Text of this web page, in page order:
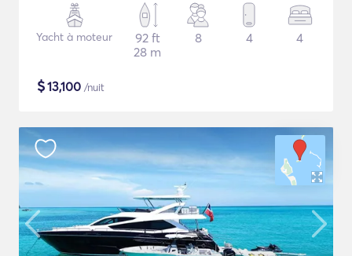
Yacht à moteur
92 ft
28 m
8 4 4
$13,100 /nuit